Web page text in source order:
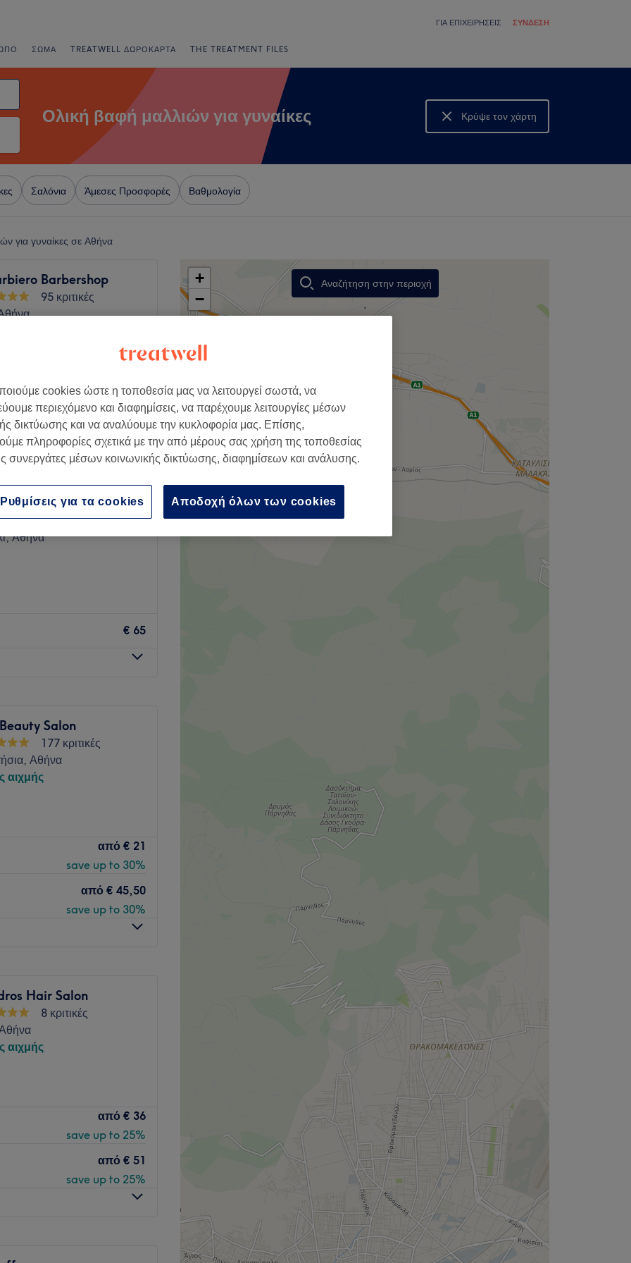
ΓΙΑ ΕΠΙΧΕΙΡΉΣΕΙΣ ΣΎΝΔΕΣΗ
ΣΏΜΑ TREATWELL ΔΩΡΟΚΆΡΤΑ THE TREATMENT FILES
Ολική βαφή μαλλιών για γυναίκες
Κρύψε τον χάρτη
Δες τον χάρτη
Σαλόνια Άμεσες Προσφορές Βαθμολογία
για γυναίκες σε Αθήνα
Barbershop
95 κριτικές
€ 50
Hairdressing
230 κριτικές
Αθήνα
€ 65
ένας μοντέρνος χώρος με
περιποίησης μαλλιών.
των μαλλιών εμπνέουν
πείθει ότι γνωρίζουν τις
Μάνος Μανουράς,
δικό τους brand και
τους.
Go to venue
Salon
177 κριτικές
Αθήνα
αιχμής
από € 21
save up to 30%
από € 45,50
save up to 30%
Hair Salon
8 κριτικές
αιχμής
από € 36
save up to 25%
από € 51
save up to 25%
+
−
Αναζήτηση στην περιοχή
,
cookies ώστε η τοποθεσία μας να λειτουργεί σωστά, να
περιεχόμενο και διαφημίσεις, να παρέχουμε λειτουργίες μέσων
δικτύωσης και να αναλύουμε την κυκλοφορία μας. Επίσης,
πληροφορίες σχετικά με την από μέρους σας χρήση της τοποθεσίας
συνεργάτες μέσων κοινωνικής δικτύωσης, διαφημίσεων και ανάλυσης.
Αποδοχή όλων των cookies
Ρυθμίσεις για τα cookies